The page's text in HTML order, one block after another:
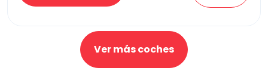
Ver más coches